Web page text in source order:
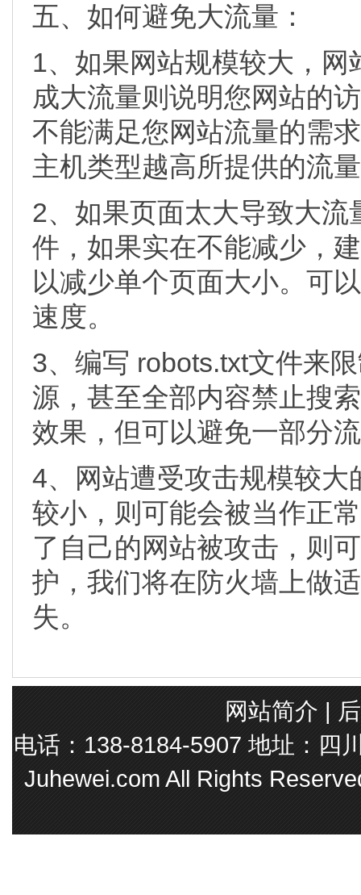
五、如何避免大流量：
1、如果网站规模较大，
成大流量则说明您网站的
不能满足您网站流量的需
主机类型越高所提供的流
2、如果页面太大导致大
件，如果实在不能减少，
以减少单个页面大小。可
速度。
3、编写 robots.txt文件来
源，甚至全部内容禁止搜
效果，但可以避免一部分
4、网站遭受攻击规模较
较小，则可能会被当作正
了自己的网站被攻击，则
护，我们将在防火墙上做
失。
网站简介 |
电话：138-8184-5907 地址：四
Juhewei.com All Rights